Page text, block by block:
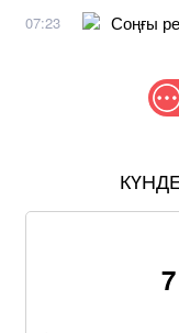
07:23 Соңғы